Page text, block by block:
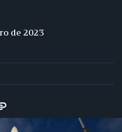
de 2023
Copy